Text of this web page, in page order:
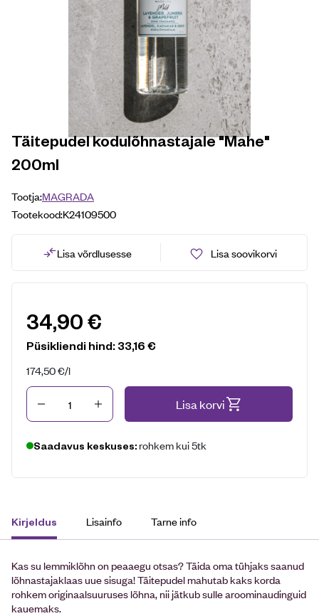
Täitepudel kodulõhnastajale "Mahe"
200ml
Tootja:MAGRADA
Tootekood:K24109500
Lisa võrdlusesse Lisa soovikorvi
34,90€
Püsikliendi hind:33,16€
174,50€/l
Kogus Lisa korvi
Saadavus keskuses: rohkem kui 5tk
Kirjeldus Lisainfo Tarne info
Kas su lemmiklõhn on peaaegu otsas? Täida oma tühjaks saanud
lõhnastajaklaas uue sisuga! Täitepudel mahutab kaks korda
rohkem originaalsuuruses lõhna, nii jätkub sulle aroominaudinguid
kauemaks.